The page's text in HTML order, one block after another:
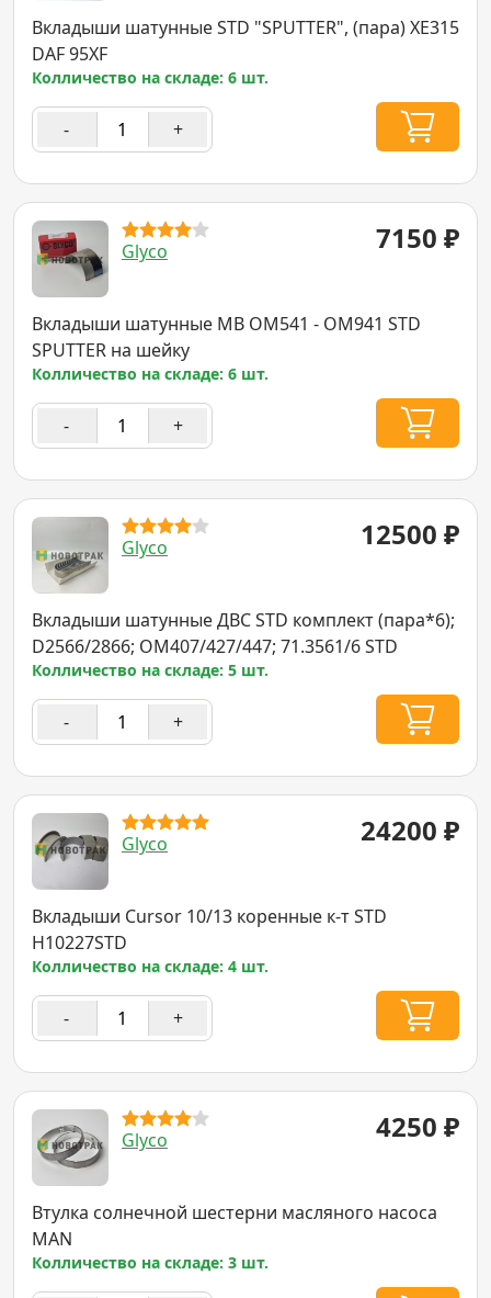
Вкладыши шатунные STD "SPUTTER", (пара) XE315
DAF 95XF
Колличество на складе: 6 шт.
- +
Glyco 7150 ₽
Вкладыши шатунные MB OM541 - OM941 STD
SPUTTER на шейку
Колличество на складе: 6 шт.
- +
Glyco 12500 ₽
Вкладыши шатунные ДВС STD комплект (пара*6);
D2566/2866; OM407/427/447; 71.3561/6 STD
Колличество на складе: 5 шт.
- +
Glyco 24200 ₽
Вкладыши Cursor 10/13 коренные к-т STD
H10227STD
Колличество на складе: 4 шт.
- +
Glyco 4250 ₽
Втулка солнечной шестерни масляного насоса
MAN
Колличество на складе: 3 шт.